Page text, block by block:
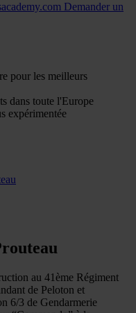
Demander un
pour les meilleurs
dans toute l'Europe
expérimentée
au 41ème Régiment
de Peloton et
6/3 de Gendarmerie